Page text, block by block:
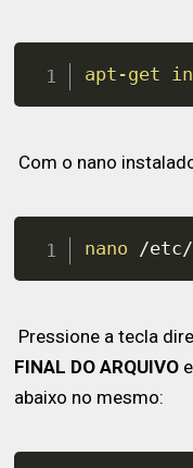
apt-get
Com o nano
nano /
Pressione a tecla
FINAL DO ARQUIVO
abaixo no mesmo: